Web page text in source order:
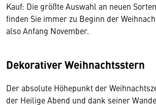
Kauf: Die größte Auswahl an neuen
finden Sie immer zu Beginn der
also Anfang November.
Dekorativer Weihnachtsstern
Der absolute Höhepunkt der
der Heilige Abend und dank seiner